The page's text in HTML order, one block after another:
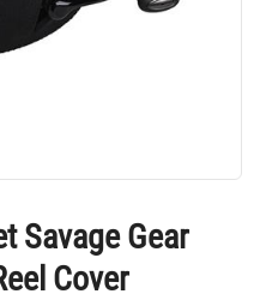
Savage Gear
Cover